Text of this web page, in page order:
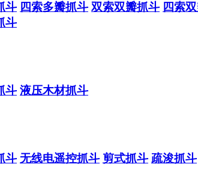
斗 四索多瓣抓斗 双索双瓣抓斗 四索
斗
斗 液压木材抓斗
斗 无线电遥控抓斗 剪式抓斗 疏浚抓斗